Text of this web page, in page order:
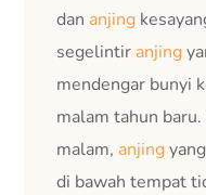
dan anjing
segelintir anjing
mendengar bunyi
malam tahun
malam, anjing
di bawah tempat